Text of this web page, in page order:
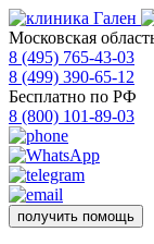
Московская
8 (495) 765-43-03
8 (499) 390-65-12
Бесплатно по РФ
8 (800) 101-89-03
получить помощь